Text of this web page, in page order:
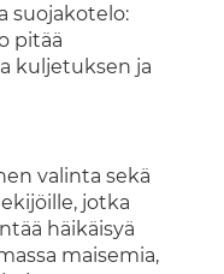
suojakotelo:
pitää
kuljetuksen ja
valinta sekä
jotka
häikäisyä
maisemia,